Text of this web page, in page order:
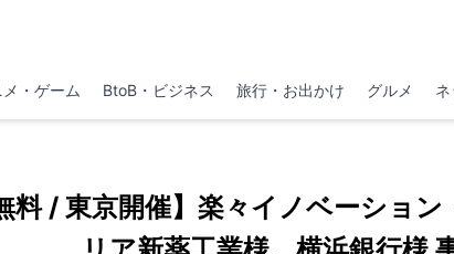
メ・ゲーム BtoB・ビジネス 旅行・お出かけ グルメ
料 / 東京開催】楽々イノベーショ